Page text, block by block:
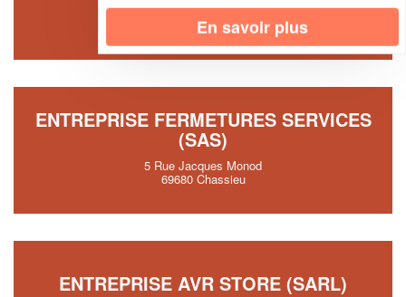
Route Du Bas Privas
69390 Charly
ENTREPRISE FERMETURES SERVICES
(SAS)
5 Rue Jacques Monod
69680 Chassieu
ENTREPRISE AVR STORE (SARL)
En savoir plus